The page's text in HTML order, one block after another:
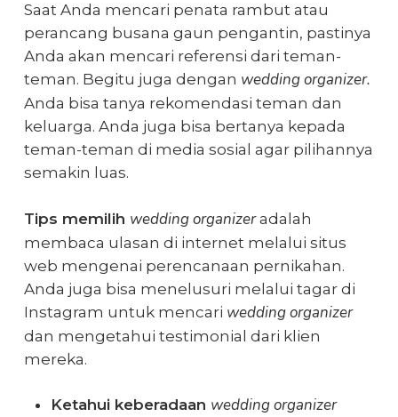
Saat Anda mencari penata rambut atau
perancang busana gaun pengantin, pastinya
Anda akan mencari referensi dari teman-
teman. Begitu juga dengan wedding organizer.
Anda bisa tanya rekomendasi teman dan
keluarga. Anda juga bisa bertanya kepada
teman-teman di media sosial agar pilihannya
semakin luas.
Tips memilih wedding organizeradalah
membaca ulasan di internet melalui situs
web mengenai perencanaan pernikahan.
Anda juga bisa menelusuri melalui tagar di
Instagram untuk mencari wedding organizer
dan mengetahui testimonial dari klien
mereka.
Ketahui keberadaan wedding organizer